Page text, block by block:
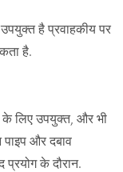
है प्रवाहकीय पर
है.
के लिए उपयुक्त, और भी
पाइप और दबाव
प्रयोग के दौरान.